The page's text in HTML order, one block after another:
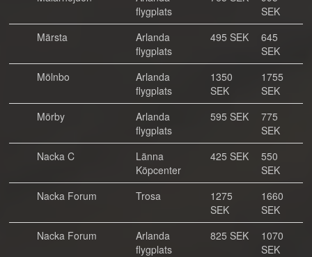
flygplats
SEK
Märsta
Arlanda
flygplats
495 SEK
645
SEK
Mölnbo
Arlanda
flygplats
1350
SEK
1755
SEK
Mörby
Arlanda
flygplats
595 SEK
775
SEK
Nacka C
Länna
Köpcenter
425 SEK
550
SEK
Nacka Forum
Trosa
1275
SEK
1660
SEK
Nacka Forum
Arlanda
flygplats
825 SEK
1070
SEK